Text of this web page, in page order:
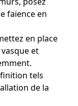
faïence en
en place
et
tels
de la